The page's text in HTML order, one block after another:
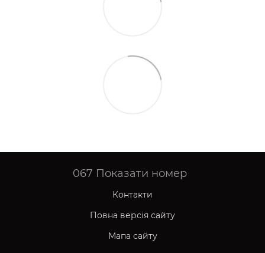
067 Показати номер
Контакти
Повна версія сайту
Мапа сайту